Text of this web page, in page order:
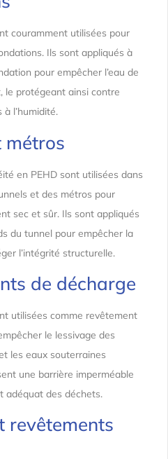
couramment utilisées pour
Ils sont appliqués à
pour empêcher l’eau de
le protégeant ainsi contre
à l’humidité.
métros
en PEHD sont utilisées dans
et des métros pour
sec et sûr. Ils sont appliqués
du tunnel pour empêcher la
l’intégrité structurelle.
de décharge
utilisées comme revêtement
le lessivage des
les eaux souterraines
une barrière imperméable
adéquat des déchets.
revêtements